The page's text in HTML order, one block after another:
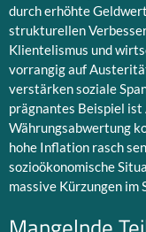
durch erhöhte
strukturellen
Klientelismus und
vorrangig auf
verstärken soziale
prägnantes Beispiel
Währungsabwertung
hohe Inflation rasch
sozioökonomische
massive Kürzungen